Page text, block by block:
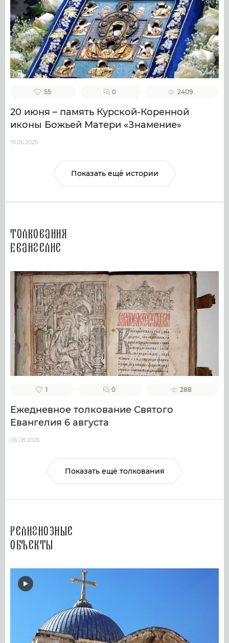
55 0 2409
20 июня – память Курской-Коренной
иконы Божьей Матери «Знамение»
19.06.2025
Показать ещё истории
Толкования
Евангелие
1 0 288
Ежедневное толкование Святого
Евангелия 6 августа
06.08.2026
Показать ещё толкования
Религиозные
объекты